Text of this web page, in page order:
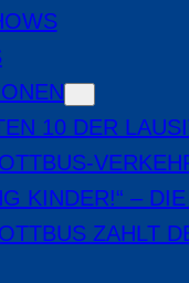
10 DER
KINDER!“ –
ZAHLT